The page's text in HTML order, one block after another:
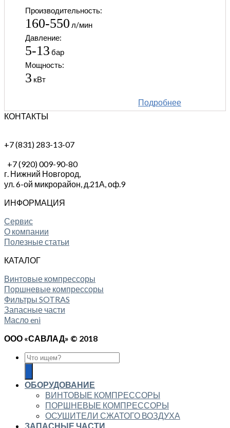
Производительность:
160-550 л/мин
Давление:
5-13 бар
Мощность:
3 кВт
Подробнее
КОНТАКТЫ
+7 (831) 283-13-07
+7 (920) 009-90-80
г. Нижний Новгород,
ул. 6-ой микрорайон, д.21А, оф.9
ИНФОРМАЦИЯ
Сервис
О компании
Полезные статьи
КАТАЛОГ
Винтовые компрессоры
Поршневые компрессоры
Фильтры SOTRAS
Запасные части
Масло eni
ООО «САВЛАД» © 2018
ОБОРУДОВАНИЕ
ВИНТОВЫЕ КОМПРЕССОРЫ
ПОРШНЕВЫЕ КОМПРЕССОРЫ
ОСУШИТЕЛИ СЖАТОГО ВОЗДУХА
ЗАПАСНЫЕ ЧАСТИ